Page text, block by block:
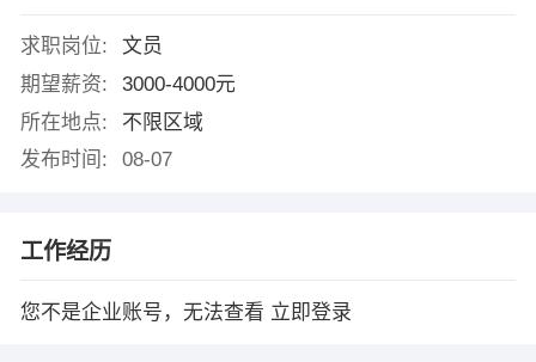
求职岗位:
文员
期望薪资:
3000-4000元
所在地点:
不限区域
发布时间:
08-07
工作经历
您不是企业账号，无法查看 立即登录